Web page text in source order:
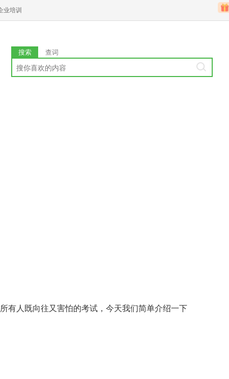
业培训
搜索 查词
有人既向往又害怕的考试，今天我们简单介绍一下